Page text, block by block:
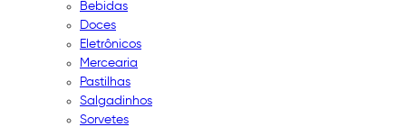
Bebidas
Doces
Eletrônicos
Mercearia
Pastilhas
Salgadinhos
Sorvetes